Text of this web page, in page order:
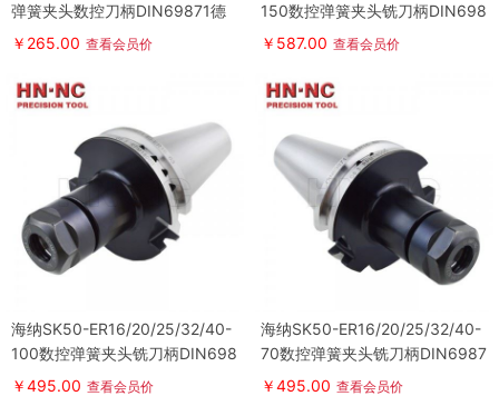
弹簧夹头数控刀柄DIN69871德
标刀柄
￥265.00 查看会员价
150数控弹簧夹头铣刀柄DIN698
71数控刀具
￥587.00 查看会员价
海纳SK50-ER16/20/25/32/40-
100数控弹簧夹头铣刀柄DIN698
71数控刀具
￥495.00 查看会员价
海纳SK50-ER16/20/25/32/40-
70数控弹簧夹头铣刀柄DIN6987
1数控刀具
￥495.00 查看会员价